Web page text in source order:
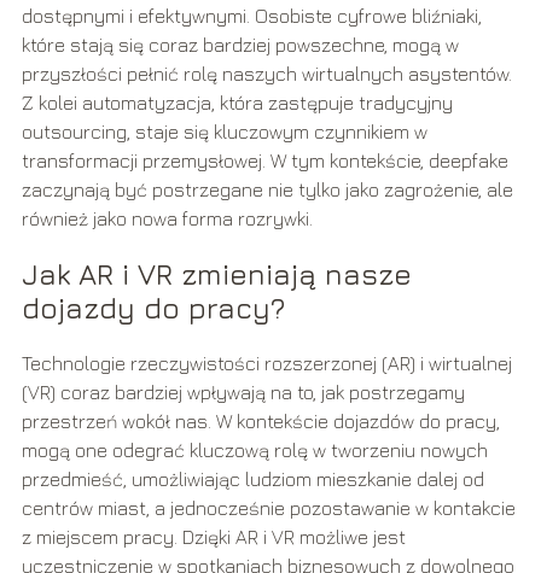
dostępnymi i efektywnymi. Osobiste cyfrowe bliźniaki,
które stają się coraz bardziej powszechne, mogą w
przyszłości pełnić rolę naszych wirtualnych asystentów.
Z kolei automatyzacja, która zastępuje tradycyjny
outsourcing, staje się kluczowym czynnikiem w
transformacji przemysłowej. W tym kontekście, deepfake
zaczynają być postrzegane nie tylko jako zagrożenie, ale
również jako nowa forma rozrywki.
Jak AR i VR zmieniają nasze
dojazdy do pracy?
Technologie rzeczywistości rozszerzonej (AR) i wirtualnej
(VR) coraz bardziej wpływają na to, jak postrzegamy
przestrzeń wokół nas. W kontekście dojazdów do pracy,
mogą one odegrać kluczową rolę w tworzeniu nowych
przedmieść, umożliwiając ludziom mieszkanie dalej od
centrów miast, a jednocześnie pozostawanie w kontakcie
z miejscem pracy. Dzięki AR i VR możliwe jest
uczestniczenie w spotkaniach biznesowych z dowolnego